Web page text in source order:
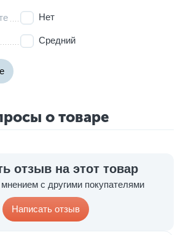
Нет
Средний
о товаре
отзыв на этот товар
с другими покупателями
Написать отзыв